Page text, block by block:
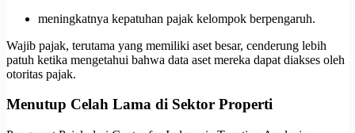
meningkatnya kepatuhan pajak kelompok berpengaruh.
Wajib pajak, terutama yang memiliki aset besar, cenderung lebih
patuh ketika mengetahui bahwa data aset mereka dapat diakses oleh
otoritas pajak.
Menutup Celah Lama di Sektor Properti